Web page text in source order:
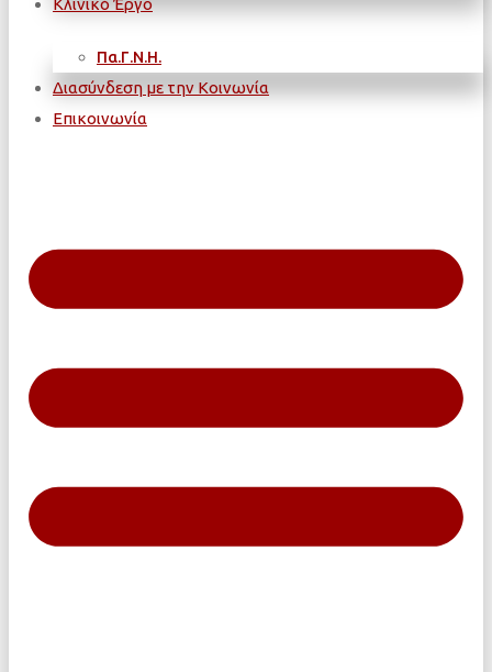
Κλινικό Έργο
Πα.Γ.Ν.Η.
Διασύνδεση με την Κοινωνία
Επικοινωνία